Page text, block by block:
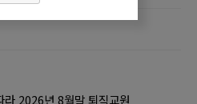
라 2026년 8월말 퇴직교원